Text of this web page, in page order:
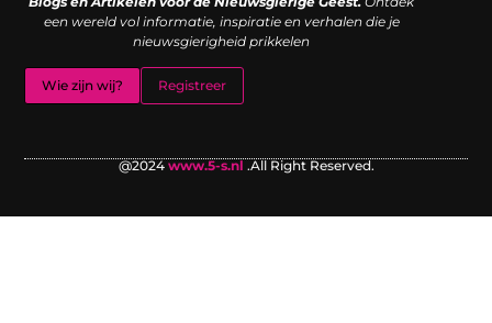
een wereld vol informatie, inspiratie en verhalen die je
nieuwsgierigheid prikkelen
Wie zijn wij? Registreer
@2024www.5-s.nl .All Right Reserved.